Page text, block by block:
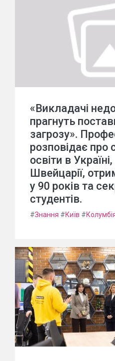
«Викладачі
прагнуть
загрозу».
розповідає про
освіти в
Швейцарії,
у 90 років та
студентів.
#Знання #Київ #